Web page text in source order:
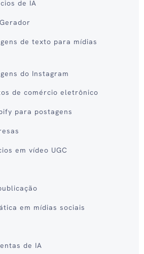
de IA
de texto para mídias
do Instagram
de comércio eletrônico
para postagens
em vídeo UGC
em mídias sociais
de IA